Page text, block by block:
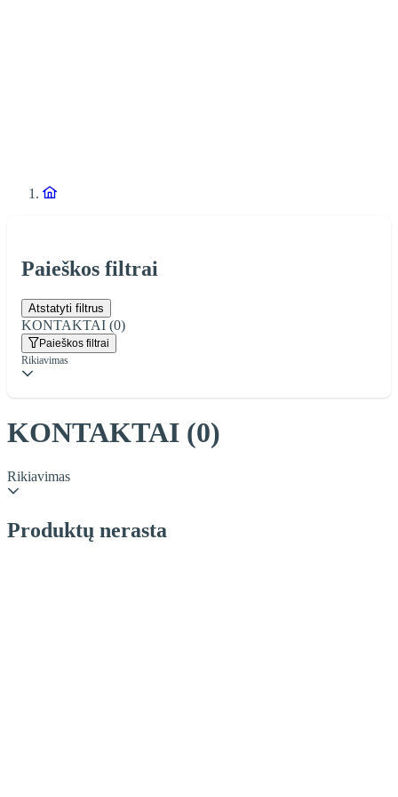
Paieškos filtrai
Atstatyti filtrus
KONTAKTAI (0)
Paieškos filtrai
Rikiavimas
KONTAKTAI (0)
Rikiavimas
Produktų nerasta